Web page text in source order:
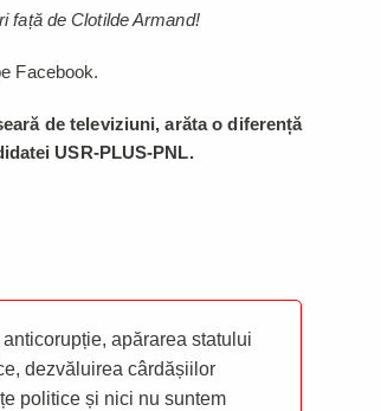
față de Clotilde Armand!
Facebook.
de televiziuni, arăta o diferență
USR-PLUS-PNL.
apărarea statului
dezvăluirea cârdășiilor
politice și nici nu suntem